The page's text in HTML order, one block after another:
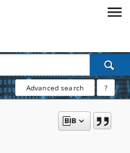
Advanced search ?